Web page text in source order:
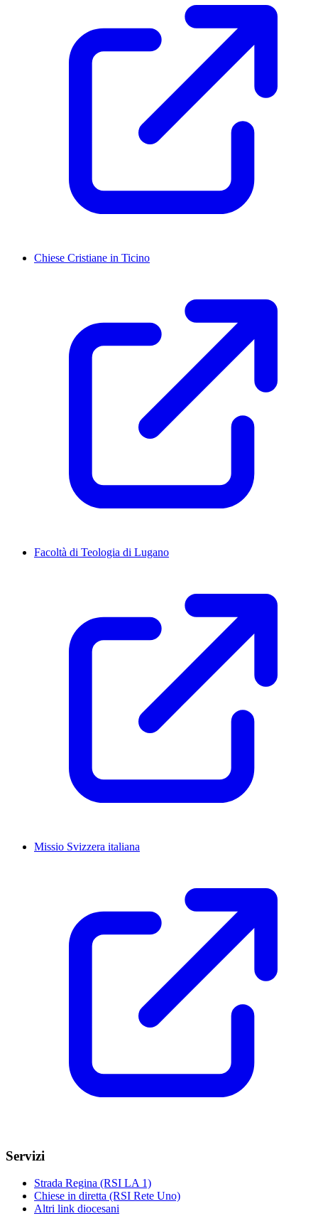
Chiese Cristiane in Ticino
Facoltà di Teologia di Lugano
Missio Svizzera italiana
Servizi
Strada Regina (RSI LA 1)
Chiese in diretta (RSI Rete Uno)
Altri link diocesani